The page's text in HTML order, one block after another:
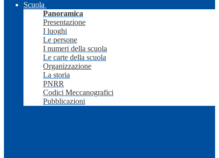
Scuola
Panoramica
Presentazione
I luoghi
Le persone
I numeri della scuola
Le carte della scuola
Organizzazione
La storia
PNRR
Codici Meccanografici
Pubblicazioni